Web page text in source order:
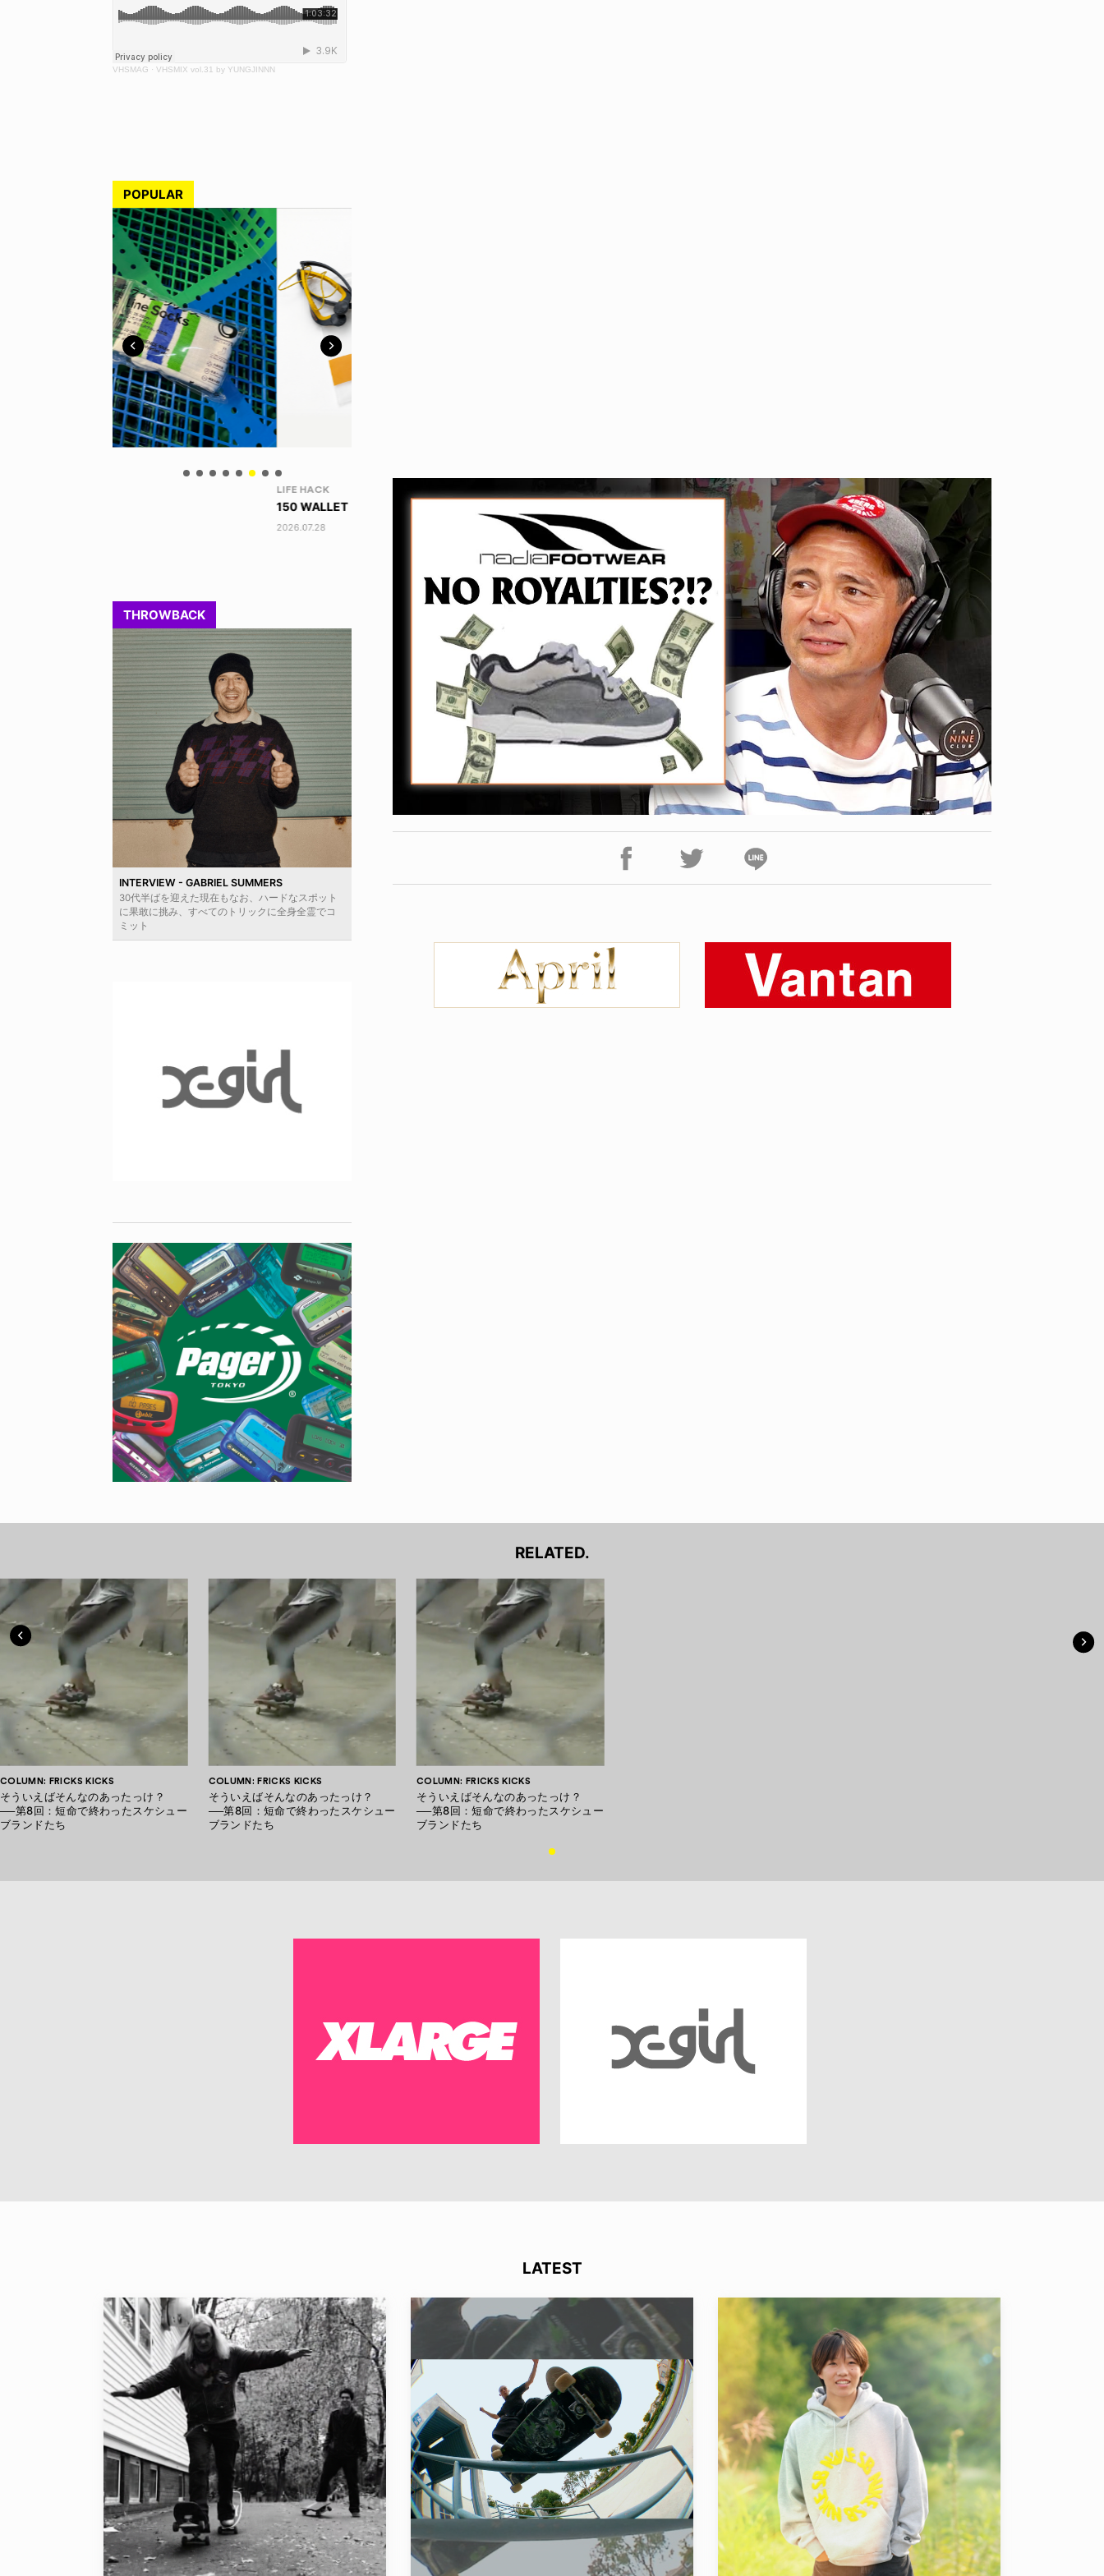
VHSMAG · VHSMIX vol.31 by YUNGJINNN
POPULAR
2026.07.31
VOICE OF FREEDOM
KAYA SAKAKIBARA / 榊原佳耶
2026.07.30
THROWBACK
INTERVIEW - GABRIEL SUMMERS
30代半ばを迎えた現在もなお、ハードなスポット
に果敢に挑み、すべてのトリックに全身全霊でコ
ミット
RELATED.
COLUMN: FRICKS KICKS
そういえばそんなのあったっけ？
──第8回：短命で終わったスケシュー
ブランドたち
COLUMN: FRICKS KICKS
そういえばそんなのあったっけ？
──第8回：短命で終わったスケシュー
ブランドたち
COLUMN: FRICKS KICKS
そういえばそんなのあったっけ？
──第8回：短命で終わったスケシュー
ブランドたち
LATEST